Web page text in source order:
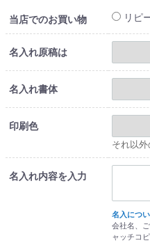
当店でのお買い物 リピ
名入れ原稿は
名入れ書体
印刷色
それ以
名入れ内容を入力
名入につ
会社名、
ャッチコ